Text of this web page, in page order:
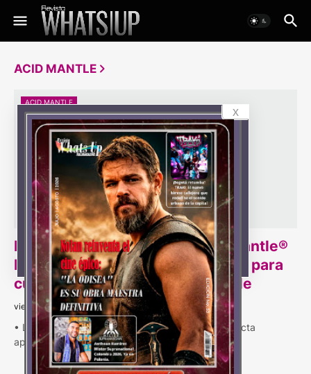
ACID MANTLE
ACID MANTLE
Bayer lanza en Colombia Acid Mantle®
Pro B5, nueva línea de productos para
cuidado de la piel seca y sensible
viernes, marzo 17, 2023
• La piel sensible y seca es una condición que afecta
aproximadamente al 30 % de la población …
x